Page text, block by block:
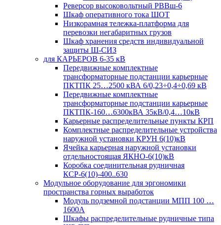
Реверсор высоковольтный РВВш-6
Шкаф оперативного тока ШОТ
Низкорамная тележка-платформа для
перевозки негабаритных грузов
Шкаф хранения средств индивидуальной
защиты Ш-СИЗ
для КАРЬЕРОВ 6-35 кВ
Передвижные комплектные
трансформаторные подстанции карьерные
ПКТПК 25…2500 кВА 6/0,23÷0,4÷0,69 кВ
Передвижные комплектные
трансформаторные подстанции карьерные
ПКТПК-160…6300кВА 35кВ/0,4…10кВ
Карьерные распределительные пункты КРП
Комплектные распределительные устройства
наружной установки КРУН 6(10)кВ
Ячейка карьерная наружной установки
отдельностоящая ЯКНО-6(10)кВ
Коробка соединительная рудничная
КСР-6(10)-400..630
Модульное оборудование для эргономики
пространства горных выработок
Модуль подземной подстанции МПП 100 …
1600А
Шкафы распределительные рудничные типа